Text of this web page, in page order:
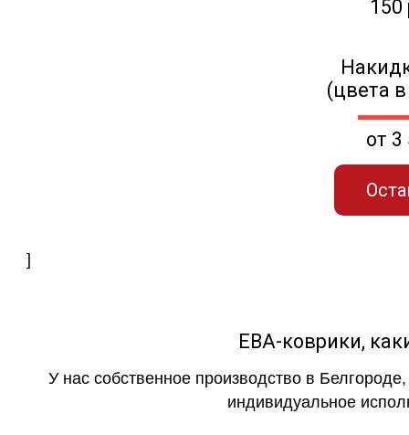
(цвета
от 3
]
ЕВА-коврики,
У нас собственное производство в
индивидуальное